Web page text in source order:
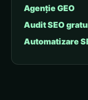
Agenție GEO
Audit SEO
Automatizare